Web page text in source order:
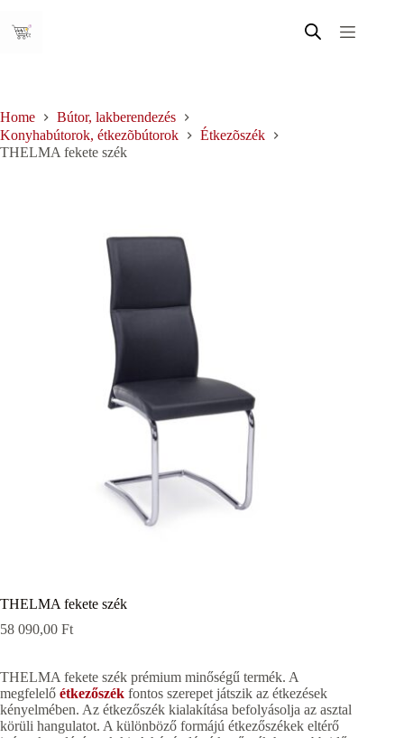
content
Home
Bútor, lakberendezés
Konyhabútorok, étkezõbútorok
Étkezõszék
THELMA fekete szék
THELMA fekete szék
58 090,00 Ft
THELMA fekete szék prémium minőségű termék. A
megfelelő étkezőszék fontos szerepet játszik az étkezések
kényelmében. Az étkezőszék kialakítása befolyásolja az asztal
körüli hangulatot. A különböző formájú étkezőszékek eltérő